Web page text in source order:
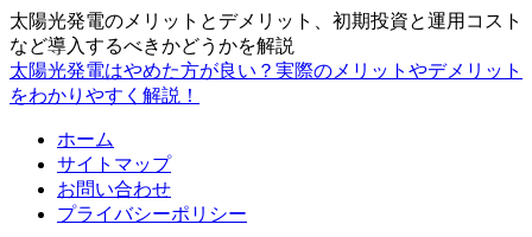
太陽光発電のメリットとデメリット、初期投資と運用コスト
など導入するべきかどうかを解説
太陽光発電はやめた方が良い？実際のメリットやデメリット
をわかりやすく解説！
ホーム
サイトマップ
お問い合わせ
プライバシーポリシー